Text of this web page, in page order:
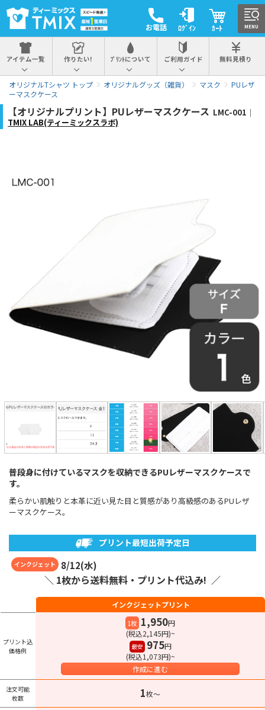
お電話 ﾛｸﾞｲﾝ ｶｰﾄ
アイテム一覧 作りたい! ﾌﾟﾘﾝﾄについて ご利用ガイド 無料見積り
オリジナルTシャツ トップ オリジナルグッズ（雑貨） マスク
PUレザ
ーマスクケース
【オリジナルプリント】PUレザーマスクケース LMC-001｜
TMIX LAB(ティーミックスラボ)
普段身に付けているマスクを収納できるPUレザーマスクケースで
す。
柔らかい肌触りと本革に近い見た目と質感があり高級感のあるPUレザ
ーマスクケース。
プリント最短出荷予定日
インクジェット 8/12(水)
＼ 1枚から送料無料・プリント代込み! ／
インクジェットプリント
プリント込
価格例
1枚 1,950円
(税込2,145円)~
最安 975円
(税込1,073円)~
作成に進む
注文可能
枚数
1枚〜
MENU